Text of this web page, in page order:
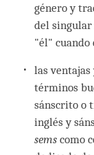
género y
del
"él" cuando
las
términos
sánscrito o
inglés y
sems como